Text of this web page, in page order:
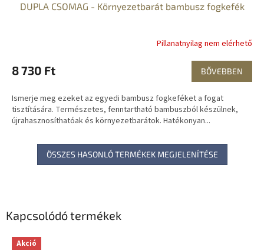
Kapcsolódó termékek
Akció
DUPLA CSOMAG - Környezetbarát bambusz fogkefék
Pillanatnyilag nem elérhető
8 730 Ft BŐVEBBEN
Ismerje meg ezeket az egyedi bambusz fogkeféket a fogat
tisztítására. Természetes, fenntartható bambuszból készülnek,
újrahasznosíthatóak és környezetbarátok. Hatékonyan...
ÖSSZES HASONLÓ TERMÉKEK MEGJELENÍTÉSE